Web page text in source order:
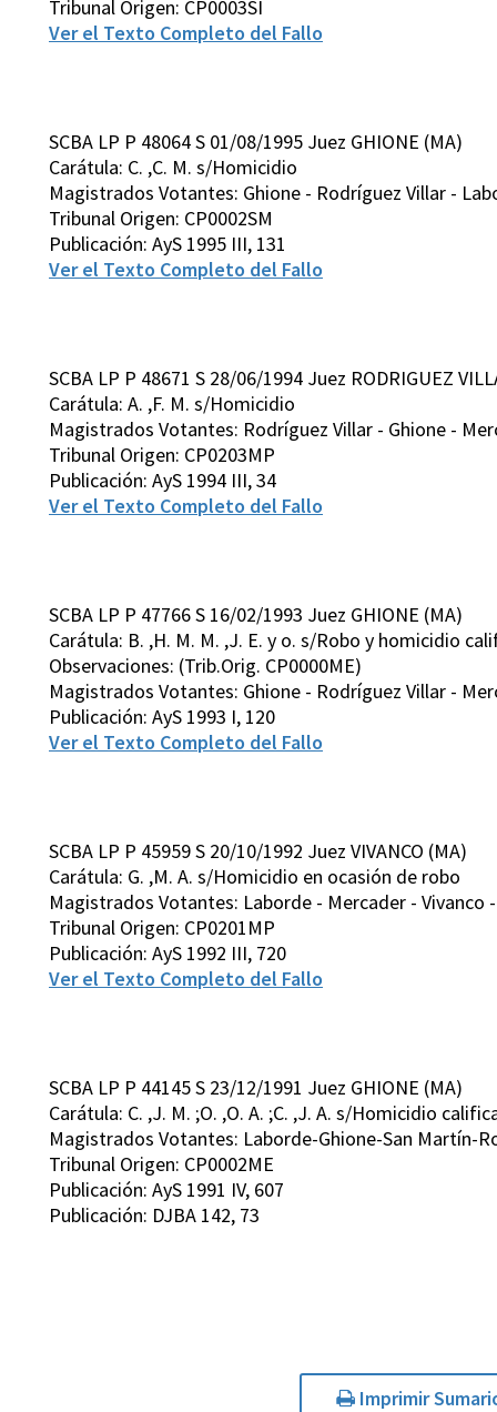
Tribunal Origen: CP0003SI
Ver el Texto Completo del Fallo
SCBA LP P 48064 S 01/08/1995 Juez GHIONE (MA)
Carátula: C. ,C. M. s/Homicidio
Magistrados Votantes: Ghione - Rodríguez Villar -
Tribunal Origen: CP0002SM
Publicación: AyS 1995 III, 131
Ver el Texto Completo del Fallo
SCBA LP P 48671 S 28/06/1994 Juez RODRIGUEZ
Carátula: A. ,F. M. s/Homicidio
Magistrados Votantes: Rodríguez Villar - Ghione -
Tribunal Origen: CP0203MP
Publicación: AyS 1994 III, 34
Ver el Texto Completo del Fallo
SCBA LP P 47766 S 16/02/1993 Juez GHIONE (MA)
Carátula: B. ,H. M. M. ,J. E. y o. s/Robo y homicidio
Observaciones: (Trib.Orig. CP0000ME)
Magistrados Votantes: Ghione - Rodríguez Villar -
Publicación: AyS 1993 I, 120
Ver el Texto Completo del Fallo
SCBA LP P 45959 S 20/10/1992 Juez VIVANCO (MA)
Carátula: G. ,M. A. s/Homicidio en ocasión de robo
Magistrados Votantes: Laborde - Mercader - Vivanco
Tribunal Origen: CP0201MP
Publicación: AyS 1992 III, 720
Ver el Texto Completo del Fallo
SCBA LP P 44145 S 23/12/1991 Juez GHIONE (MA)
Carátula: C. ,J. M. ;O. ,O. A. ;C. ,J. A. s/Homicidio
Magistrados Votantes: Laborde-Ghione-San Martín-
Tribunal Origen: CP0002ME
Publicación: AyS 1991 IV, 607
Publicación: DJBA 142, 73
Imprimir